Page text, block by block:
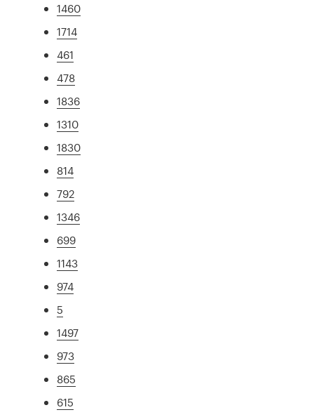
1460
1714
461
478
1836
1310
1830
814
792
1346
699
1143
974
5
1497
973
865
615